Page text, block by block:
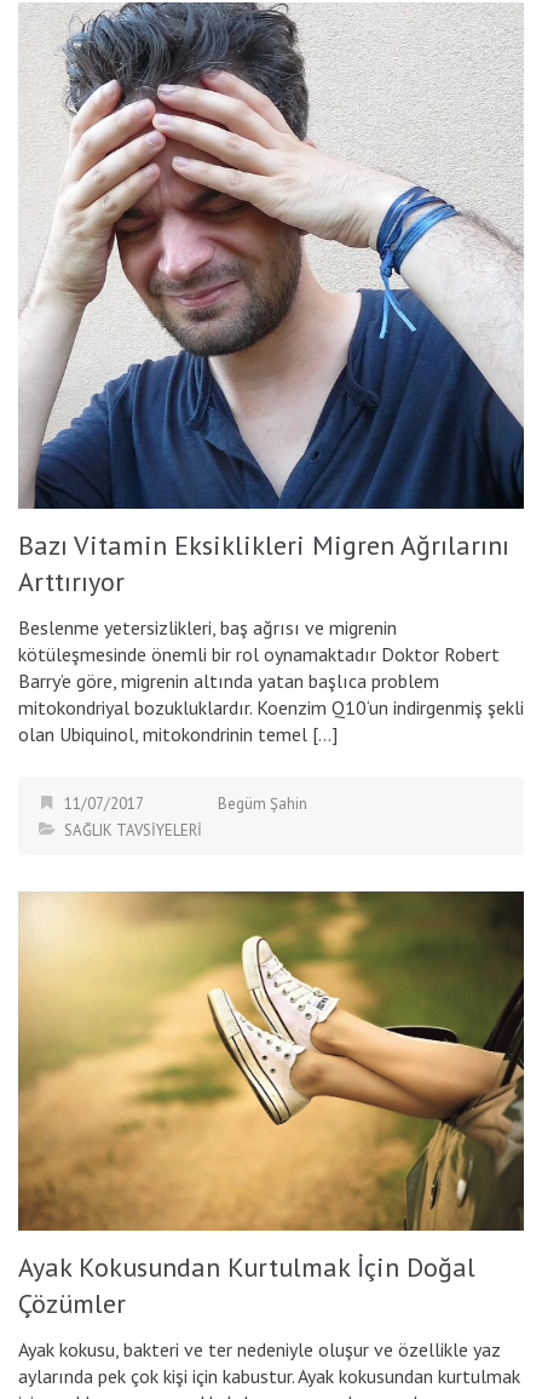
Bazı Vitamin Eksiklikleri Migren Ağrılarını
Arttırıyor
Beslenme yetersizlikleri, baş ağrısı ve migrenin
kötüleşmesinde önemli bir rol oynamaktadır Doktor Robert
Barry’e göre, migrenin altında yatan başlıca problem
mitokondriyal bozukluklardır. Koenzim Q10‘un indirgenmiş şekli
olan Ubiquinol, mitokondrinin temel […]
11/07/2017
Begüm Şahin
SAĞLIK TAVSİYELERİ
Ayak Kokusundan Kurtulmak İçin Doğal
Çözümler
Ayak kokusu, bakteri ve ter nedeniyle oluşur ve özellikle yaz
aylarında pek çok kişi için kabustur. Ayak kokusundan kurtulmak